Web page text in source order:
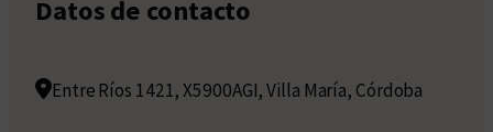
Datos de contacto
Entre Ríos 1421, X5900AGI, Villa María, Córdoba